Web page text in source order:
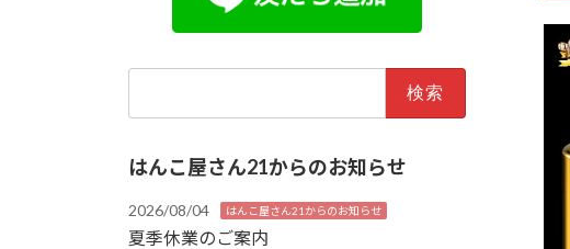
はんこ屋さん21からのお知らせ
2026/08/04 はんこ屋さん21からのお知らせ
夏季休業のご案内